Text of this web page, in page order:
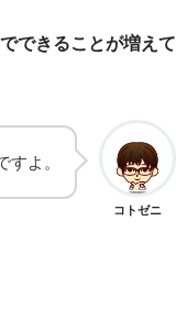
できることが増えて
コトゼニ
よ。